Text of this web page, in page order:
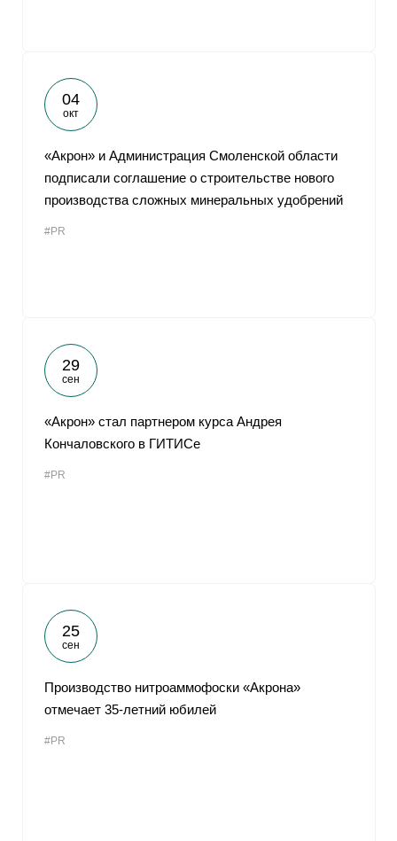
04
окт
«Акрон» и Администрация Смоленской области
подписали соглашение о строительстве нового
производства сложных минеральных удобрений
#PR
29
сен
«Акрон» стал партнером курса Андрея
Кончаловского в ГИТИСе
#PR
25
сен
Производство нитроаммофоски «Акрона»
отмечает 35-летний юбилей
#PR